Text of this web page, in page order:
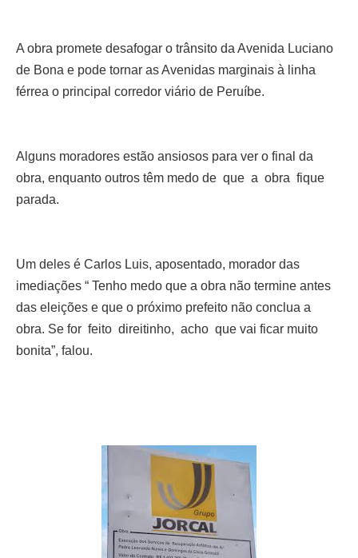
A obra promete desafogar o trânsito da Avenida Luciano
de Bona e pode tornar as Avenidas marginais à linha
férrea o principal corredor viário de Peruíbe.
Alguns moradores estão ansiosos para ver o final da
obra, enquanto outros têm medo de que a obra fique
parada.
Um deles é Carlos Luis, aposentado, morador das
imediações “ Tenho medo que a obra não termine antes
das eleições e que o próximo prefeito não conclua a
obra. Se for feito direitinho, acho que vai ficar muito
bonita”, falou.